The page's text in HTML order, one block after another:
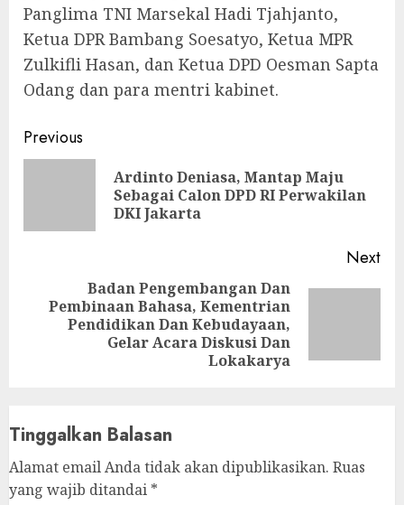
Panglima TNI Marsekal Hadi Tjahjanto,
Ketua DPR Bambang Soesatyo, Ketua MPR
Zulkifli Hasan, dan Ketua DPD Oesman Sapta
Odang dan para mentri kabinet.
Continue
Reading
Previous
Ardinto Deniasa, Mantap Maju
Sebagai Calon DPD RI Perwakilan
DKI Jakarta
Next
Next
Badan Pengembangan Dan
Pembinaan Bahasa, Kementrian
Pendidikan Dan Kebudayaan,
Gelar Acara Diskusi Dan
Lokakarya
Tinggalkan Balasan
Alamat email Anda tidak akan dipublikasikan. Ruas
yang wajib ditandai *